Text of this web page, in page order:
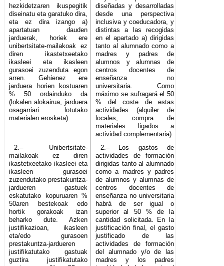
hezkidetzaren ikuspegitik
diseinatu eta garatuko dira,
eta ez dira izango a)
apartatuan dauden
jarduerak, horiek ere
unibertsitate-mailakoak ez
diren ikastetxeetako
ikasleei eta ikasleen
gurasoei zuzenduta egon
arren. Gehienez ere
jarduera horien kostuaren
% 50 ordainduko da
(lokalen alokairua, jarduera
osagarriari lotutako
materialen erosketa).
diseñadas y desarrolladas
desde una perspectiva
inclusiva y coeducadora, y
distintas a las recogidas
en el apartado a) dirigidas
tanto al alumnado como a
madres y padres de
alumnos y alumnas de
centros docentes de
enseñanza no
universitaria. Como
máximo se sufragará el 50
% del coste de estas
actividades (alquiler de
locales, compra de
materiales ligados a
actividad complementaria)
2.– Unibertsitate-
mailakoak ez diren
ikastetxeetako ikasleei eta
ikasleen gurasoei
zuzendutako prestakuntza-
jardueren gastuek
eskatutako kopuruaren %
50aren bestekoak edo
hortik gorakoak izan
beharko dute. Azken
justifikazioan, ikasleen
eta/edo gurasoen
prestakuntza-jardueren
justifikatutako gastuak
guztira justifikatutako
2.– Los gastos de
actividades de formación
dirigidas tanto al alumnado
como a madres y padres
de alumnos y alumnas de
centros docentes de
enseñanza no universitaria
habrá de ser igual o
superior al 50 % de la
cantidad solicitada. En la
justificación final, el gasto
justificado de las
actividades de formación
del alumnado y/o de las
madres y los padres